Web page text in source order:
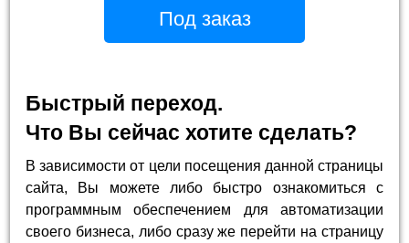
Под заказ
Быстрый переход.
Что Вы сейчас хотите сделать?
В зависимости от цели посещения данной страницы
сайта, Вы можете либо быстро ознакомиться с
программным обеспечением для автоматизации
своего бизнеса, либо сразу же перейти на страницу